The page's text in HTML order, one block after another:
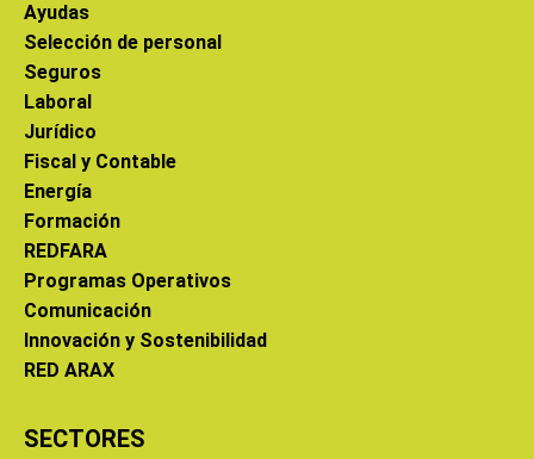
Ayudas
Selección de personal
Seguros
Laboral
Jurídico
Fiscal y Contable
Energía
Formación
REDFARA
Programas Operativos
Comunicación
Innovación y Sostenibilidad
RED ARAX
SECTORES